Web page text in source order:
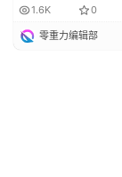
1.6K 0
零重力编辑部